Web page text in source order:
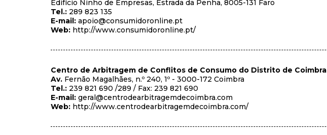
Edifício Ninho de Empresas, Estrada da Penha, 8005-131 Faro
Tel.: 289 823 135
E-mail: apoio@consumidoronline.pt
Web: http://www.consumidoronline.pt/
Centro de Arbitragem de Conflitos de Consumo do Distrito de Coimbra
Av. Fernão Magalhães, n.º 240, 1º - 3000-172 Coimbra
Tel.: 239 821 690 /289 / Fax: 239 821 690
E-mail: geral@centrodearbitragemdecoimbra.com
Web: http://www.centrodearbitragemdecoimbra.com/